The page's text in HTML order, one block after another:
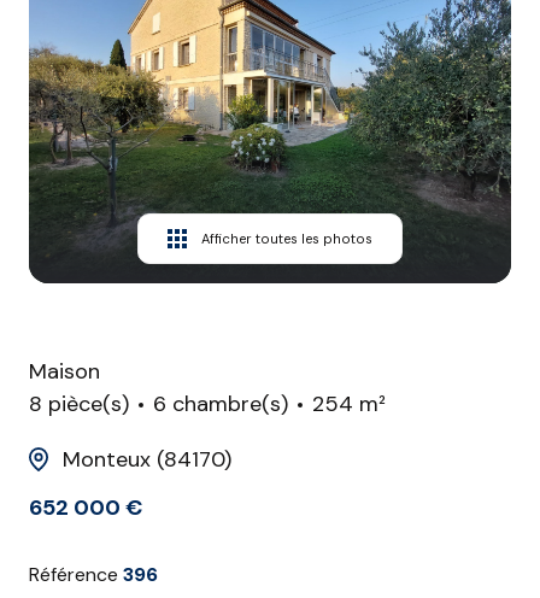
CONTACT
Afficher toutes les photos
Maison
8 pièce(s)
6 chambre(s)
254 m²
Monteux (84170)
652 000 €
Référence 396